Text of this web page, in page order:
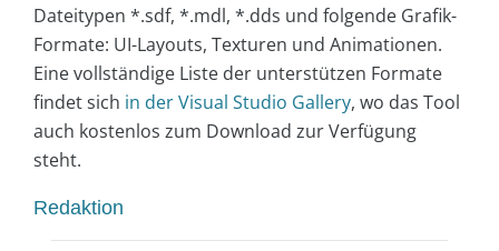
Dateitypen *.sdf, *.mdl, *.dds und folgende Grafik-
Formate: UI-Layouts, Texturen und Animationen.
Eine vollständige Liste der unterstützen Formate
findet sich in der Visual Studio Gallery, wo das Tool
auch kostenlos zum Download zur Verfügung
steht.
Redaktion